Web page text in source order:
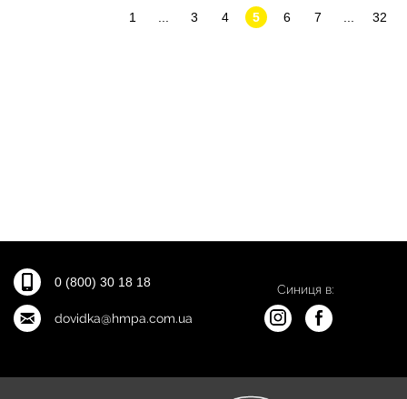
1 3 4 5 6 7 32
0 (800) 30 18 18
dovidka@hmpa.com.ua
Синиця в: